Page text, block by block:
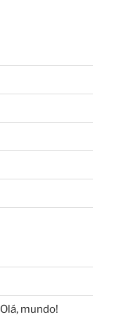
Olá, mundo!